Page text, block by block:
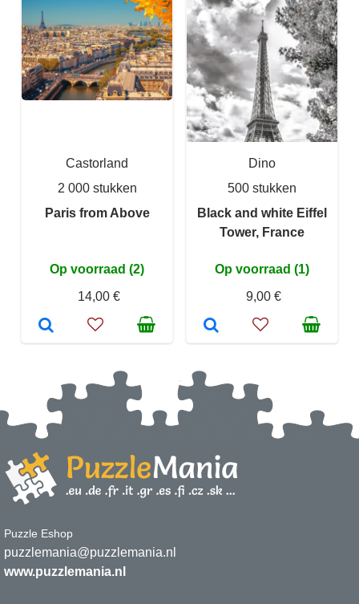
Castorland
2 000 stukken
Paris from Above
Op voorraad (2)
14,00 €
Dino
500 stukken
Black and white Eiffel
Tower, France
Op voorraad (1)
9,00 €
Puzzle Eshop
puzzlemania@puzzlemania.nl
www.puzzlemania.nl